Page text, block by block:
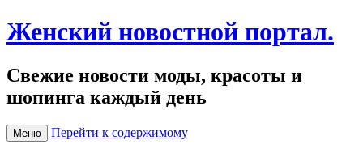
Женский новостной портал.
Свежие новости моды, красоты и
шопинга каждый день
Меню Перейти к содержимому